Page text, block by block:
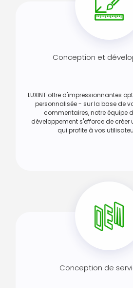
Conception et
LUXINT offre d'impressionnantes
personnalisée - sur la base de
commentaires, notre équipe
développement s'efforce de
qui profite à vos
Conception de